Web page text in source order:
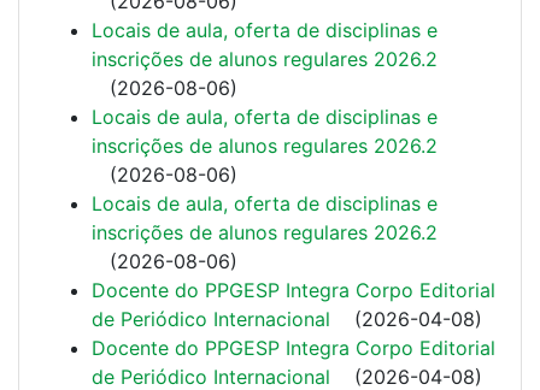
Locais de aula, oferta de disciplinas e
inscrições de alunos regulares 2026.2
(2026-08-06)
Locais de aula, oferta de disciplinas e
inscrições de alunos regulares 2026.2
(2026-08-06)
Locais de aula, oferta de disciplinas e
inscrições de alunos regulares 2026.2
(2026-08-06)
Docente do PPGESP Integra Corpo Editorial
de Periódico Internacional
(2026-04-08)
Docente do PPGESP Integra Corpo Editorial
de Periódico Internacional
(2026-04-08)